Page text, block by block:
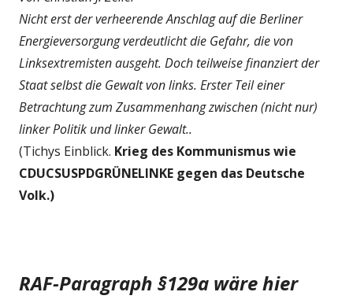
Nicht erst der verheerende Anschlag auf die Berliner
Energieversorgung verdeutlicht die Gefahr, die von
Linksextremisten ausgeht. Doch teilweise finanziert der
Staat selbst die Gewalt von links. Erster Teil einer
Betrachtung zum Zusammenhang zwischen (nicht nur)
linker Politik und linker Gewalt..
(Tichys Einblick. Krieg des Kommunismus wie
CDUCSUSPDGRÜNELINKE gegen das Deutsche
Volk.)
RAF-Paragraph §129a wäre hier